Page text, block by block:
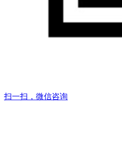
扫一扫，微信咨询